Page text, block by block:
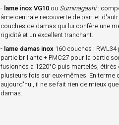
- lame inox VG10 ou Suminagashi:
âme centrale recouverte de part et
couches de damas qui lui confère une
rigidité et un excellent tranchant.
- lame damas inox 160 couches : RWL34
partie brillante + PMC27 pour la partie
fusionnés à 1220°C puis martelés, étirés
plusieurs fois sur eux-mêmes. En terme
aujourd'hui, il ne se fait rien de mieux
damas.